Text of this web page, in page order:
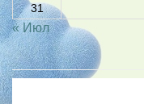
31
« Июл